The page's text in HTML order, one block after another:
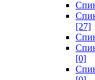
[27]
[0]